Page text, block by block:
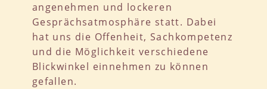
angenehmen und lockeren
Gesprächsatmosphäre statt. Dabei
hat uns die Offenheit, Sachkompetenz
und die Möglichkeit verschiedene
Blickwinkel einnehmen zu können
gefallen.